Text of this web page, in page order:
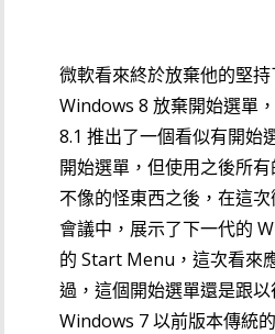
微軟看來終於放棄他的堅
Windows 8 放棄開始選單
8.1 推出了一個看似有開始
開始選單，但使用之後所
不像的怪東西之後，在這
會議中，展示了下一代的
的 Start Menu，這次看來
過，這個開始選單還是跟
Windows 7 以前版本傳統